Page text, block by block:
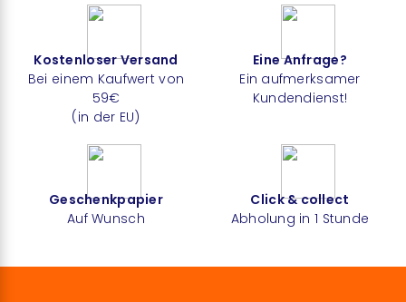
Kostenloser Versand
Bei einem Kaufwert von
59€
(in der EU)
Eine Anfrage?
Ein aufmerksamer
Kundendienst!
Geschenkpapier
Auf Wunsch
Click & collect
Abholung in 1 Stunde